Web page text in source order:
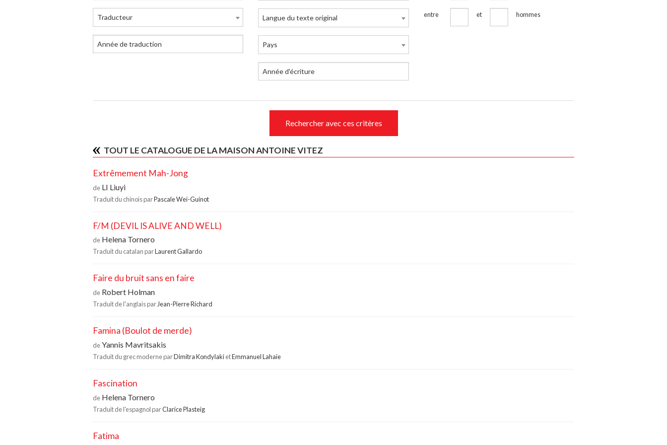
Traducteur Langue du texte original
Pays
entre et hommes
Rechercher avec ces critères
TOUT LE CATALOGUE DE LA MAISON ANTOINE VITEZ
Extrêmement Mah-Jong
de LI Liuyi
Traduit du chinois parPascale Wei-Guinot
F/M (DEVIL IS ALIVE AND WELL)
de Helena Tornero
Traduit du catalan parLaurent Gallardo
Faire du bruit sans en faire
de Robert Holman
Traduit de l'anglais par Jean-Pierre Richard
Famina (Boulot de merde)
deYannis Mavritsakis
Traduit du grec moderne parDimitra KondylakietEmmanuel Lahaie
Fascination
de Helena Tornero
Traduit de l'espagnol parClarice Plasteig
Fatima